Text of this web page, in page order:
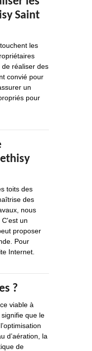
Saint
les
réaliser des
convié pour
un
pour
toits des
des
nous
un
proposer
Pour
Internet.
?
viable à
que le
d’aération, la
de